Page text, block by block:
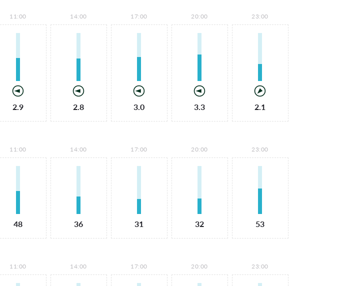
11:00
2.9
14:00
2.8
17:00
3.0
20:00
3.3
23:00
2.1
11:00
48
14:00
36
17:00
31
20:00
32
23:00
53
11:00 14:00 17:00 20:00 23:00